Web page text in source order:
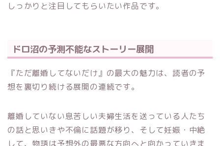
しっかりと注目してもらいたい作品です。
ドロ沼の予測不能なストーリー展開
『ただ離婚してないだけ』の最大の魅力は、読者の予
想を裏切り続ける展開の連続です。
離婚していない息苦しい夫婦生活を送っている人たち
の話と思いきや不倫に話題が移り、そして妊娠・中絶
して、物語は予想外の最悪な方向へと向かっていきま